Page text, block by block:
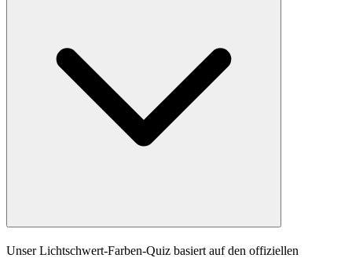
Unser Lichtschwert-Farben-Quiz basiert auf den offiziellen